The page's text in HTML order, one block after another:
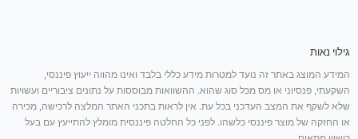
גילוי נאות
המידע המוצג באתר זה נועד למטרות מידע כללי בלבד ואינו מהווה ייעוץ פיננסי,
השקעתי, פנסיוני או מס מכל סוג שהוא. ההשוואות מבוססות על נתונים ציבוריים ועשויות
שלא לשקף את המצב העדכני בכל עת. אין לראות בתכני האתר המלצה לרכישה, מכירה
או החזקה של מוצר פיננסי כלשהו. לפני כל החלטה פיננסית מומלץ להתייעץ עם בעל